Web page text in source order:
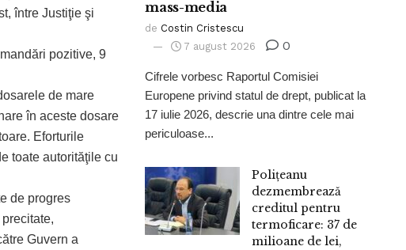
între Justiţie şi
pozitive, 9
de mare
în aceste dosare
Eforturile
toate autorităţile cu
de progres
Guvern a
mass-media
de Costin Cristescu
7 august 2026
0
Cifrele vorbesc Raportul Comisiei
Europene privind statul de drept, publicat la
17 iulie 2026, descrie una dintre cele mai
periculoase...
Polițeanu
dezmembrează
creditul pentru
termoficare: 37 de
milioane de lei,